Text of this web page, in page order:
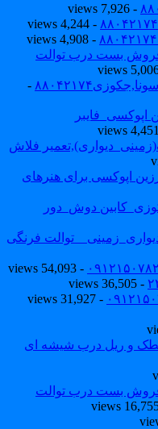
- 7,926 views
- 4,244 views
- 4,908 views
بست درب توالت
-
فلاش
اپوکسی برای هنرهای
دوش_دور
_ توالت فرنگی
- 54,093 views
- 36,505
- 31,927 views
و ریل درب شیشه ای
بست درب توالت